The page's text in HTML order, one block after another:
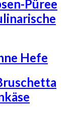
Püree
Hefe